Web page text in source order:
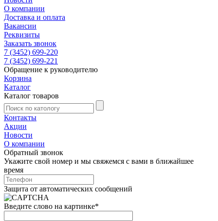
О компании
Доставка и оплата
Вакансии
Реквизиты
Заказать звонок
7 (3452) 699-220
7 (3452) 699-221
Обращение к руководителю
Корзина
Каталог
Каталог товаров
Контакты
Акции
Новости
О компании
Обратный звонок
Укажите свой номер и мы свяжемся с вами в ближайшее
время
Защита от автоматических сообщений
Введите слово на картинке*